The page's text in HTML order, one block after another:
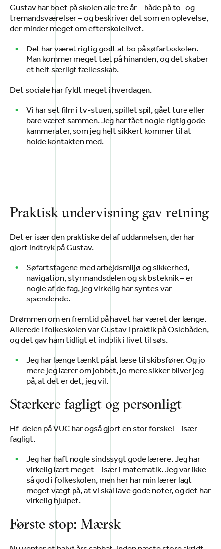
Gustav har boet på skolen alle tre år – både på to- og
tremandsværelser – og beskriver det som en oplevelse,
der minder meget om efterskolelivet.
Det har været rigtig godt at bo på søfartsskolen.
Man kommer meget tæt på hinanden, og det skaber
et helt særligt fællesskab.
Det sociale har fyldt meget i hverdagen.
Vi har set film i tv-stuen, spillet spil, gået ture eller
bare været sammen. Jeg har fået nogle rigtig gode
kammerater, som jeg helt sikkert kommer til at
holde kontakten med.
Praktisk undervisning gav retning
Det er især den praktiske del af uddannelsen, der har
gjort indtryk på Gustav.
Søfartsfagene med arbejdsmiljø og sikkerhed,
navigation, styrmandsdelen og skibsteknik – er
nogle af de fag, jeg virkelig har syntes var
spændende.
Drømmen om en fremtid på havet har været der længe.
Allerede i folkeskolen var Gustav i praktik på Oslobåden,
og det gav ham tidligt et indblik i livet til søs.
Jeg har længe tænkt på at læse til skibsfører. Og jo
mere jeg lærer om jobbet, jo mere sikker bliver jeg
på, at det er det, jeg vil.
Stærkere fagligt og personligt
Hf-delen på VUC har også gjort en stor forskel – især
fagligt.
Jeg har haft nogle sindssygt gode lærere. Jeg har
virkelig lært meget – især i matematik. Jeg var ikke
så god i folkeskolen, men her har min lærer lagt
meget vægt på, at vi skal lave gode noter, og det har
virkelig hjulpet.
Første stop: Mærsk